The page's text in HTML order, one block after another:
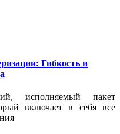
Гибкость и
исполняемый пакет
включает в себя все